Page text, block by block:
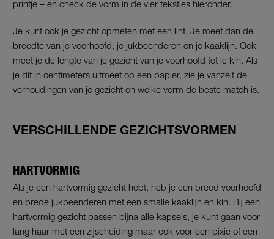
printje – en check de vorm in de vier tekstjes hieronder.
Je kunt ook je gezicht opmeten met een lint. Je meet dan de
breedte van je voorhoofd, je jukbeenderen en je kaaklijn. Ook
meet je de lengte van je gezicht van je voorhoofd tot je kin. Als
je dit in centimeters uitmeet op een papier, zie je vanzelf de
verhoudingen van je gezicht en welke vorm de beste match is.
VERSCHILLENDE GEZICHTSVORMEN
HARTVORMIG
Als je een hartvormig gezicht hebt, heb je een breed voorhoofd
en brede jukbeenderen met een smalle kaaklijn en kin. Bij een
hartvormig gezicht passen bijna alle kapsels, je kunt gaan voor
lang haar met een zijscheiding maar ook voor een pixie of een